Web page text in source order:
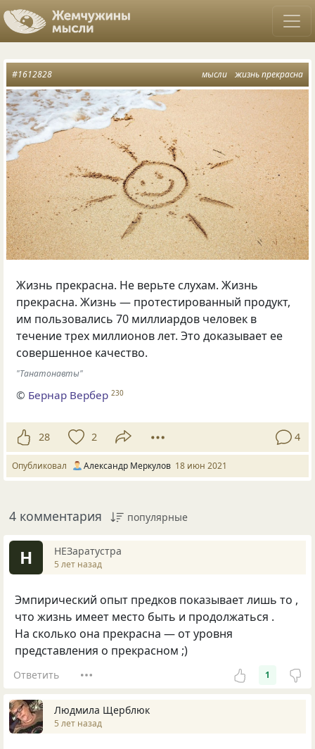
мысли жизнь прекрасна
#1612828
Жизнь прекрасна. Не верьте слухам. Жизнь
прекрасна. Жизнь — протестированный продукт,
им пользовались 70 миллиардов человек в
течение трех миллионов лет. Это доказывает ее
совершенное качество.
"Танатонавты"
© Бернар Вербер 230
28 2 4
Опубликовал Александр Меркулов 18 июн 2021
4 комментария популярные
Н НЕЗаратустра
5 лет назад
Эмпирический опыт предков показывает лишь то ,
что жизнь имеет место быть и продолжаться .
На сколько она прекрасна — от уровня
представления о прекрасном ;)
Ответить 1
Людмила Щерблюк
5 лет назад